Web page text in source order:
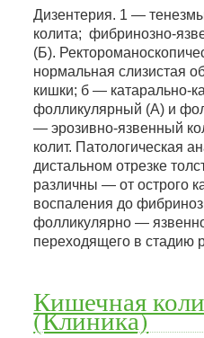
Дизентерия. 1 —
колита; фибринозно-
(Б).
нормальная слизистая
кишки; б — катарально-
фолликулярный (А) и
— эрозивно-язвенный
колит. Патологическая
дистальном отрезке
различны — от острого
воспаления до
фолликулярно —
переходящего в стадию
Кишечная
(Клиника)